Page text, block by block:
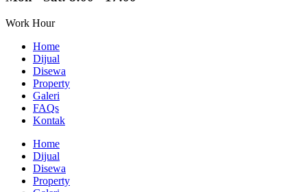
Work Hour
Home
Dijual
Disewa
Property
Galeri
FAQs
Kontak
Home
Dijual
Disewa
Property